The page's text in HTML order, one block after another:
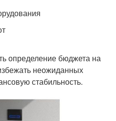
определение бюджета на
неожиданных
стабильность.